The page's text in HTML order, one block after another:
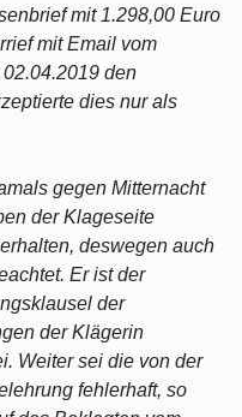
mit 1.298,00 Euro
mit Email vom
den
dies nur als
gegen Mitternacht
der Klageseite
deswegen auch
Er ist der
der
der Klägerin
Weiter sei die von der
fehlerhaft, so